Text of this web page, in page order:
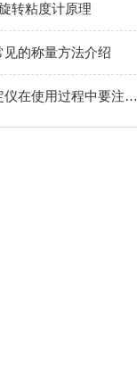
转粘度计原理
见的称量方法介绍
重金属离子测定仪在使用过程中要注意什么